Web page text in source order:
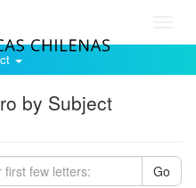
by Subject
Go